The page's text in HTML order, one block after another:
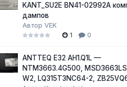
KANT_SU2E BN41-02992A
дампов
АвторVEK
1
0
ANTTEQ E32 AH1.Q1L —
NTM3663.4G500,
W2, LQ315T3NC64-2,